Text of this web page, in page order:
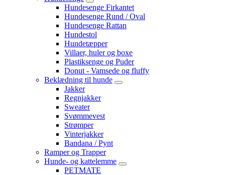
Hundesenge Firkantet
Hundesenge Rund / Oval
Hundesenge Rattan
Hundestol
Hundetæpper
Villaer, huler og boxe
Plastiksenge og Puder
Donut - Vamsede og fluffy
Beklædning til hunde
Jakker
Regnjakker
Sweater
Svømmevest
Strømper
Vinterjakker
Bandana / Pynt
Ramper og Trapper
Hunde- og kattelemme
PETMATE